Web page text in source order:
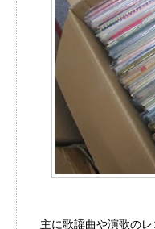
主に歌謡曲や演歌の